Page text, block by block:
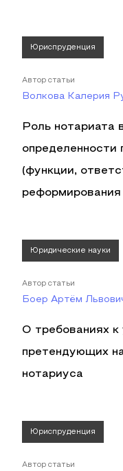
Юриспруденция
Автор статьи
Волкова Калерия
Роль нотариата
определенности
(функции,
реформирования
Юридические науки
Автор статьи
Боер Артём
О требованиях к
претендующих
нотариуса
Юриспруденция
Автор статьи